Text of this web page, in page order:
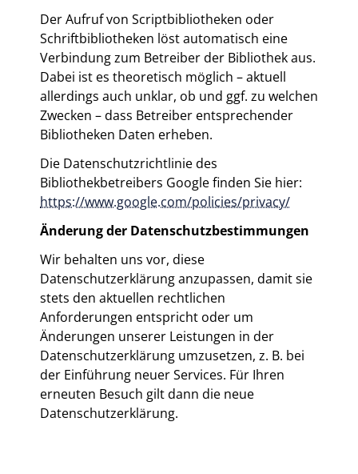
Der Aufruf von Scriptbibliotheken oder
Schriftbibliotheken löst automatisch eine
Verbindung zum Betreiber der Bibliothek aus.
Dabei ist es theoretisch möglich – aktuell
allerdings auch unklar, ob und ggf. zu welchen
Zwecken – dass Betreiber entsprechender
Bibliotheken Daten erheben.
Die Datenschutzrichtlinie des
Bibliothekbetreibers Google finden Sie hier:
https://www.google.com/policies/privacy/
Änderung der Datenschutzbestimmungen
Wir behalten uns vor, diese
Datenschutzerklärung anzupassen, damit sie
stets den aktuellen rechtlichen
Anforderungen entspricht oder um
Änderungen unserer Leistungen in der
Datenschutzerklärung umzusetzen, z. B. bei
der Einführung neuer Services. Für Ihren
erneuten Besuch gilt dann die neue
Datenschutzerklärung.